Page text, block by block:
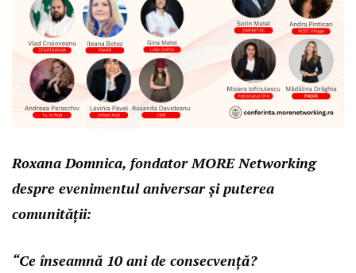
Roxana Domnica, fondator MORE Networking
despre evenimentul aniversar și puterea
comunității:
“Ce înseamnă 10 ani de consecvență?